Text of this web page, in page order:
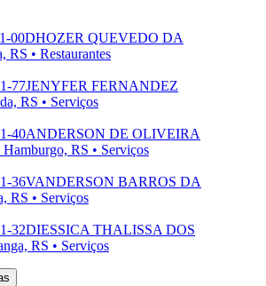
00DHOZER QUEVEDO DA
RS • Restaurantes
77JENYFER FERNANDEZ
RS • Serviços
40ANDERSON DE OLIVEIRA
RS • Serviços
36VANDERSON BARROS DA
RS • Serviços
32DIESSICA THALISSA DOS
RS • Serviços